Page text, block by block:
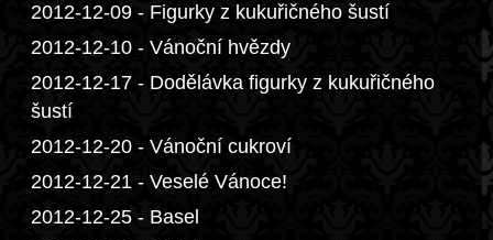
2012-12-09 - Figurky z kukuřičného šustí
2012-12-10 - Vánoční hvězdy
2012-12-17 - Dodělávka figurky z kukuřičného
šustí
2012-12-20 - Vánoční cukroví
2012-12-21 - Veselé Vánoce!
2012-12-25 - Basel